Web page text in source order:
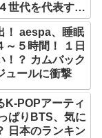
世代を代表する
、全員ビジュア
その魅力をチェ
！ aespa、睡眠
～５時間！ １日
！？ カムバック
ュールに衝撃
K-POPアーティ
ぱりBTS、気に
日本のランキン